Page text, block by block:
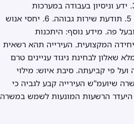
תיקים/נזיקין: לתואר אקדמי – 1 שנה לפחות לתעודת בגרות מלאה – 3 שנים לפחות 3. ידע וניסיון בעבודה במערכות
ממוחשבות ובהפעלת יישומי OFFICE. 4. מיומנויות תקשורת וכושר ניהול משא ומתן. 5. תודעת שירות גבוהה. 6. יחסי אנוש
8. כושר ביטוי טוב בכתב ובעל פה. מידע נוסף: היתכנות
המקצועית. העירייה תהא רשאית
למלא שאלון לבחינת ניגוד עניינים טרם
פי קביעתה. סיבת איוש: מילוי
מדובר במשרה שיועמ"ש העירייה קבע לגביה כי
היעדר הרשעות המונעות לשמש במשרה